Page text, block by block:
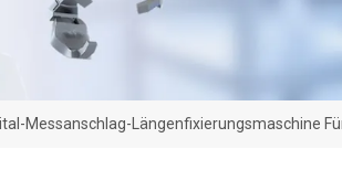
Messanschlag-Längenfixierungsmaschine